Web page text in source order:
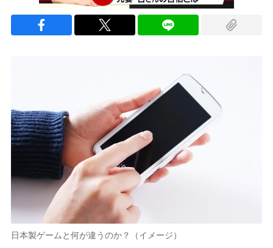
日本製ゲームと何が違うのか？（イメージ）